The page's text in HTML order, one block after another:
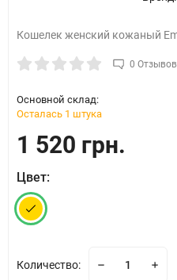
Кошелек женский кожаный
0 Отзывов
Основной склад:
Осталась 1 штука
1 520 грн.
Цвет:
Количество: